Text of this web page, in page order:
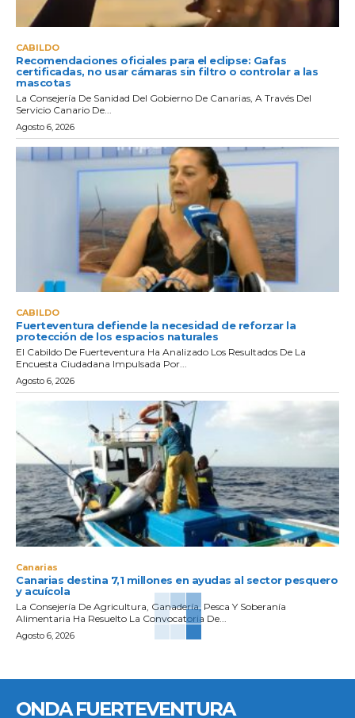
CABILDO
Recomendaciones oficiales para el eclipse: Gafas
certificadas, no usar cámaras sin filtro o controlar a las
mascotas
La Consejería De Sanidad Del Gobierno De Canarias, A Través Del
Servicio Canario De...
Agosto 6, 2026
CABILDO
Fuerteventura defiende la necesidad de reforzar la
protección de los espacios naturales
El Cabildo De Fuerteventura Ha Analizado Los Resultados De La
Encuesta Ciudadana Impulsada Por...
Agosto 6, 2026
Canarias
Canarias destina 7,1 millones en ayudas al sector pesquero
y acuícola
La Consejería De Agricultura, Ganadería, Pesca Y Soberanía
Alimentaria Ha Resuelto La Convocatoria De...
Agosto 6, 2026
ONDA FUERTEVENTURA